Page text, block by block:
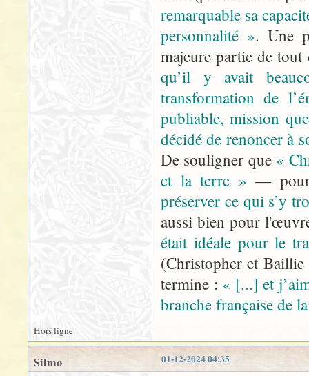
remarquable sa
personnalité ». Une
majeure partie de
qu’il y avait
transformation de
publiable, mission
décidé de renoncer à
De souligner que «
et la terre » —
préserver ce qui s’y
aussi bien pour
était idéale pour le
(Christopher et
termine : « [...] et
branche française de
Hors ligne
01-12-2024 04:35
Silmo